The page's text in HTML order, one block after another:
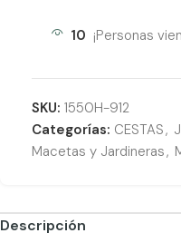
10 ¡Personas
SKU: 1550H-912
Categorías: CESTAS,
Macetas y Jardineras,
Descripción